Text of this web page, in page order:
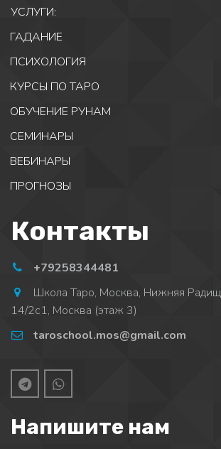
УСЛУГИ:
ГАДАНИЕ
ПСИХОЛОГИЯ
КУРСЫ ПО ТАРО
ОБУЧЕНИЕ РУНАМ
СЕМИНАРЫ
ВЕБИНАРЫ
ПРОГНОЗЫ
Контакты
+79258344481
Школа Таро, Москва, Нижняя
14/2с1, Москва (этаж 3)
taroschool.mos@gmail.com
Напишите нам